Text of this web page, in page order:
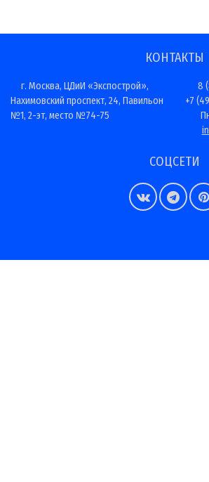
КОНТАКТЫ
г. Москва, ЦДиИ «Экспострой»,
Нахимовский проспект, 24, Павильон
№1, 2-эт, место №74-75
8
+7
СОЦСЕТИ